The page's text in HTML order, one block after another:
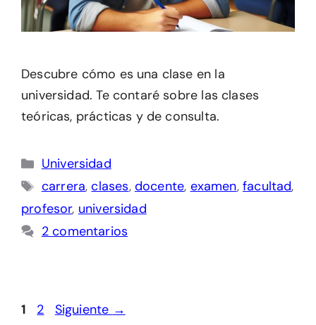
Descubre cómo es una clase en la
universidad. Te contaré sobre las clases
teóricas, prácticas y de consulta.
Categorías
Universidad
Etiquetas
carrera,clases, docente, examen,facultad,
profesor, universidad
2 comentarios
Página
1 Página
2 Siguiente →